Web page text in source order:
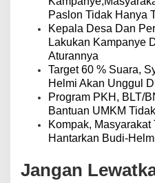
Paslon Tidak Hanya
Kepala Desa Dan
Lakukan Kampanye
Aturannya
Target 60 % Suara,
Helmi Akan Unggul
Program PKH, BLT/
Bantuan UMKM
Kompak,
Hantarkan Budi-
Jangan